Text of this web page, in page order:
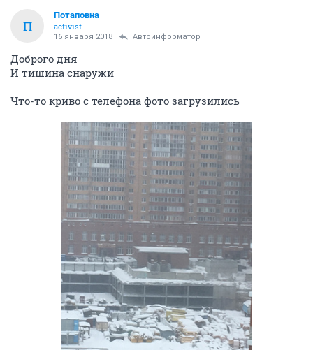
П
Потаповна
activist
16 января 2018 Автоинформатор
Доброго дня
И тишина снаружи
Что-то криво с телефона фото загрузились